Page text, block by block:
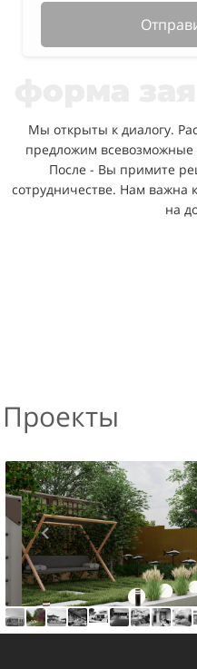
Мы открыты к диалогу.
предложим
После - Вы примите
сотрудничестве. Нам важна
на
Проекты